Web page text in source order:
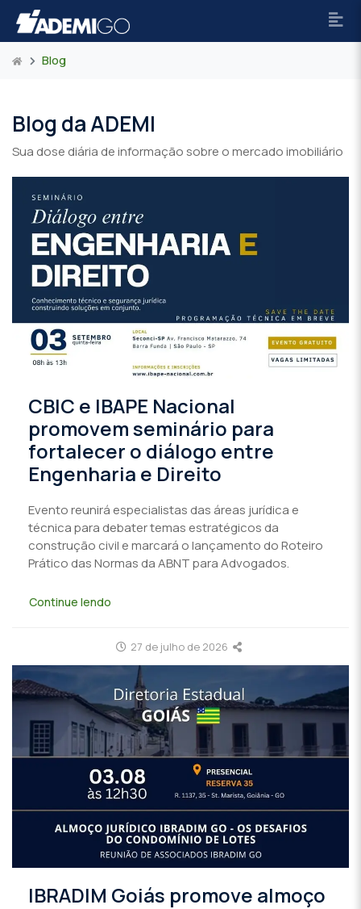
Blog
Blog da ADEMI
Sua dose diária de informação sobre o mercado imobiliário
CBIC e IBAPE Nacional
promovem seminário para
fortalecer o diálogo entre
Engenharia e Direito
Evento reunirá especialistas das áreas jurídica e
técnica para debater temas estratégicos da
construção civil e marcará o lançamento do Roteiro
Prático das Normas da ABNT para Advogados.
Continue lendo
27 de julho de 2026
IBRADIM Goiás promove almoço